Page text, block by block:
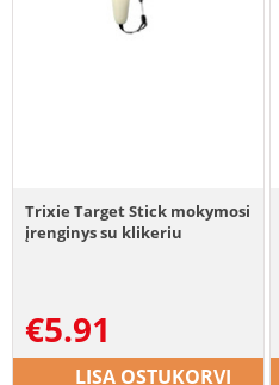
Trixie Target Stick mokymosi
įrenginys su klikeriu
€5.91
LISA OSTUKORVI